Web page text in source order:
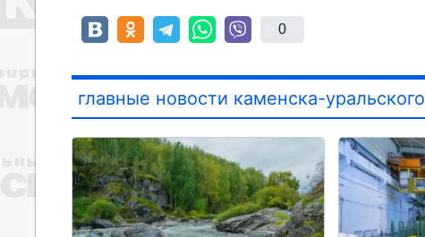
0
главные новости каменска-уральского